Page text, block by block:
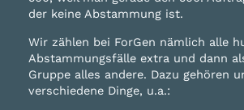
der keine Abstammung ist.
Wir zählen bei ForGen nämlich alle
Abstammungsfälle extra und dann
Gruppe alles andere. Dazu gehören
verschiedene Dinge, u.a.: